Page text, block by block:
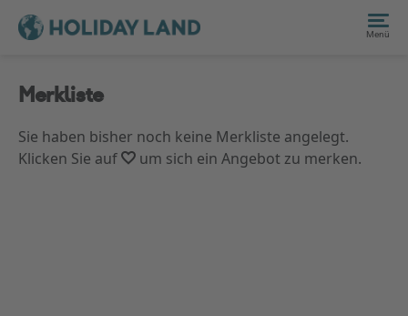
Menü
Merkliste
Sie haben bisher noch keine Merkliste angelegt.
Klicken Sie auf
um sich ein Angebot zu merken.